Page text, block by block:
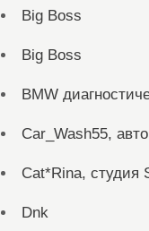
Big Boss
Big Boss
BMW
Car_Wash55,
Cat*Rina, студия
Dnk